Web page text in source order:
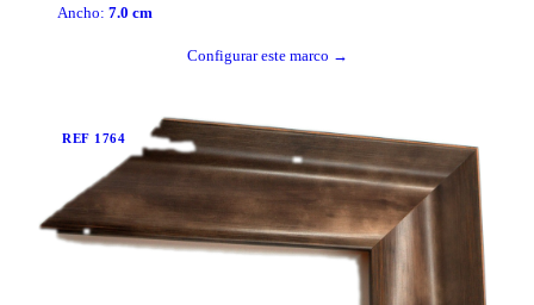
Ancho: 7.0 cm
Configurar este marco →
REF 1764